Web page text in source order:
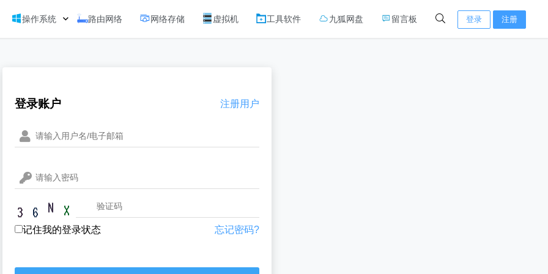
操作系统 路由网络 网络存储 虚拟机 工具软件 九狐网盘 留言板 登录 注册
登录账户 注册用户
记住我的登录状态 忘记密码?